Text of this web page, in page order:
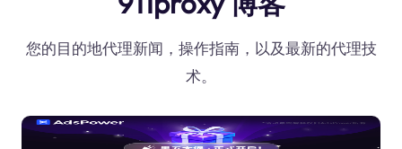
您的目的地代理新闻，操作指南，以及最新的代理技
术。